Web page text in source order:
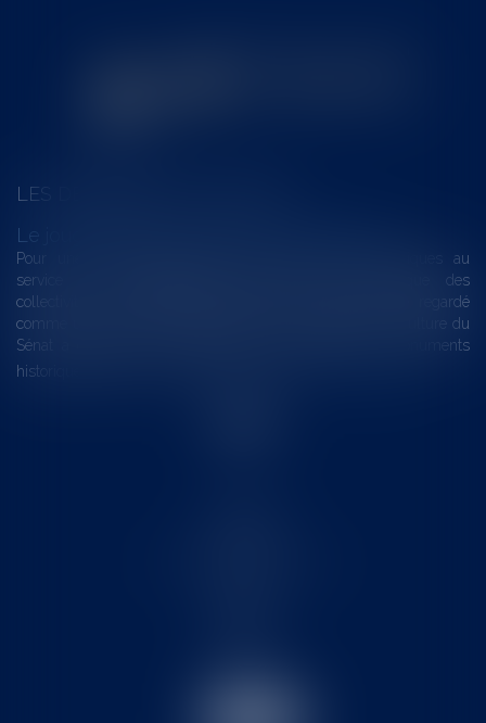
LES DERNIÈRES ACTUALITÉS
Le joug léger des monuments historiques
Pour une gestion patrimoniale des monuments historiques au
service du développement économique et touristique des
collectivités Le monument historique a longtemps été regardé
comme une charge. Le rapport que la commission de la culture du
Sénat a consacré, en juillet 2026, à la gestion des monuments
historiques invite à y voir aussi une ressour...